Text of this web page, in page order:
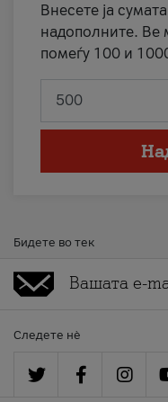
Внесете ја
надополните. Ве
помеѓу 100 и
Бидете во тек
Следете нè